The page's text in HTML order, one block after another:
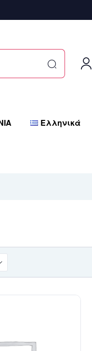
Ελληνικά